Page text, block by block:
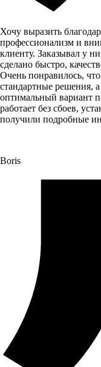
Хочу выразить
профессионализм и
клиенту. Заказывал у
сделано быстро,
Очень понравилось,
стандартные решения,
оптимальный вариант
работает без сбоев,
получили подробные
Boris